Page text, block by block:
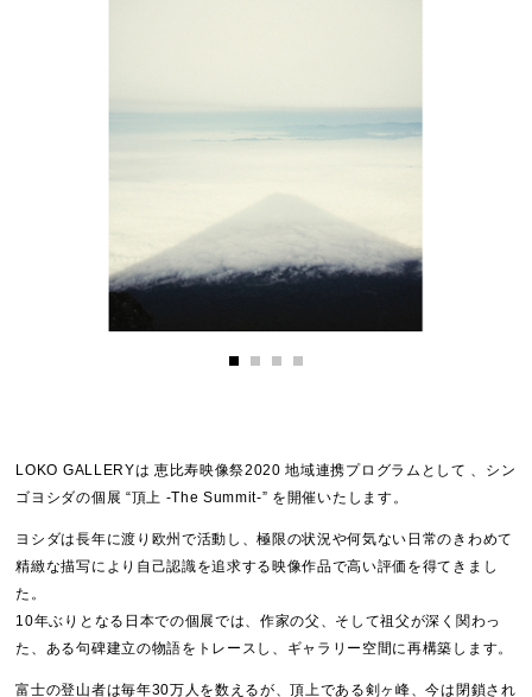
LOKO GALLERYは 恵比寿映像祭2020 地域連携プログラムとして 、シン
ゴヨシダの個展 “頂上 -The Summit-” を開催いたします。
ヨシダは長年に渡り欧州で活動し、極限の状況や何気ない日常のきわめて
精緻な描写により自己認識を追求する映像作品で高い評価を得てきまし
た。
10年ぶりとなる日本での個展では、作家の父、そして祖父が深く関わっ
た、ある句碑建立の物語をトレースし、ギャラリー空間に再構築します。
富士の登山者は毎年30万人を数えるが、頂上である剣ヶ峰、今は閉鎖され